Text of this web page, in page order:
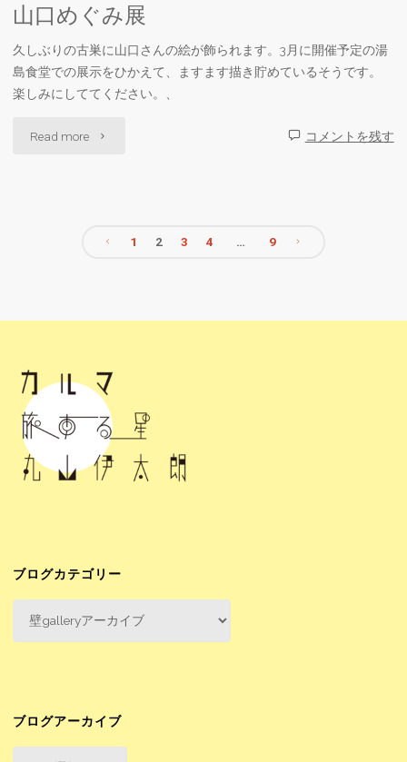
口
め
ぐ
届
ま
し
ぐ
み
さ
品"
山口めぐみ展
久しぶりの古巣に山口さんの絵が飾られます。3月に開催予定の湯
島食堂での展示をひかえて、ますます描き貯めているそうです。
楽しみにしててください。、
Read more "山 コメントを残す
稿
ナ
ビ
ゲ
ョ
ン
1 2 3 4 … 9
ブログカテゴリー
ゴ
ブログアーカイブ